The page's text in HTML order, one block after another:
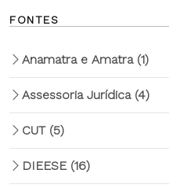
FONTES
Anamatra e Amatra (1)
Assessoria Jurídica (4)
CUT (5)
DIEESE (16)